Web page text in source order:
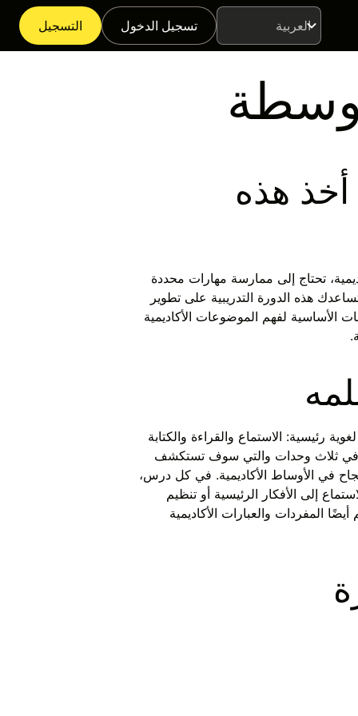
اللغة تسجيل الدخول التسجيل
هذه
تحتاج إلى ممارسة مهارات محددة
هذه الدورة التدريبية على تطوير
الأساسية لفهم الموضوعات الأكاديمية
رئيسية: الاستماع والقراءة والكتابة
في ثلاث وحدات والتي سوف تستكشف
في الأوساط الأكاديمية. في كل درس،
إلى الأفكار الرئيسية أو تنظيم
المفردات والعبارات الأكاديمية